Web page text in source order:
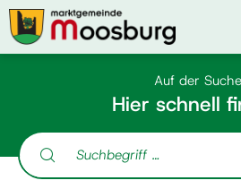
Kontakt
Suche nach:
Startseite
Auf der
Hier schnell
Suche nach: